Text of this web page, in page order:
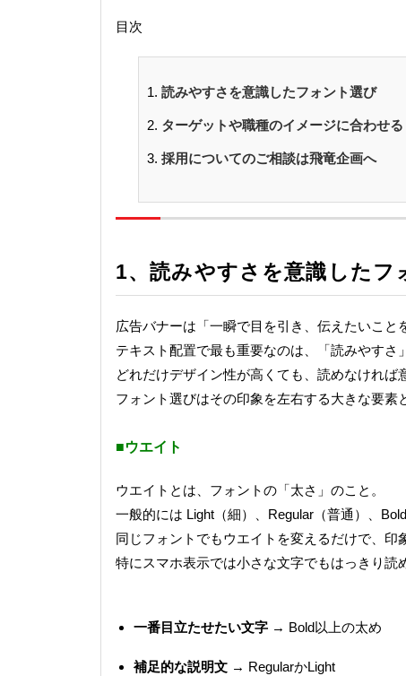
目次
読みやすさを意識したフォント選び
ターゲットや職種のイメージに合わせる
採用についてのご相談は飛竜企画へ
1、読みやすさ を意識したフ
広告バナーは「一瞬で目を引き、伝えたいこと
テキスト配置で最も重要なのは、「読みやすさ
どれだけデザイン性が高くても、読めなければ
フォント選びはその印象を左右する大きな要素
■ウエイト
ウエイトとは、フォントの「太さ」のこと。
一般的には Light（細）、Regular（普通）、
同じフォントでもウエイトを変えるだけで、印
特にスマホ表示では小さな文字でもはっきり読
一番目立たせたい文字 → Bold以上の太め
補足的な説明文 → RegularかLight